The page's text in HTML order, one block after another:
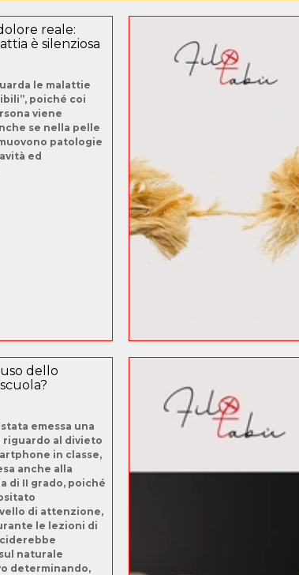
reale:
è silenziosa
le malattie
poiché coi
viene
se nella pelle
patologie
ed
dello
emessa una
al divieto
in classe,
anche alla
di II grado, poiché
di attenzione,
le lezioni di
naturale
determinando,